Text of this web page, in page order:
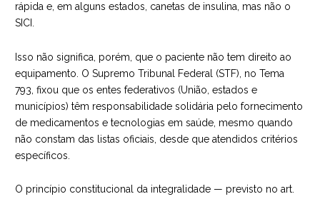
rápida e, em alguns estados, canetas de insulina, mas não o
SICI.
Isso não significa, porém, que o paciente não tem direito ao
equipamento. O Supremo Tribunal Federal (STF), no Tema
793 , fixou que os entes federativos (União, estados e
municípios) têm responsabilidade solidária pelo fornecimento
de medicamentos e tecnologias em saúde, mesmo quando
não constam das listas oficiais, desde que atendidos critérios
específicos.
O princípio constitucional da integralidade — previsto no art.